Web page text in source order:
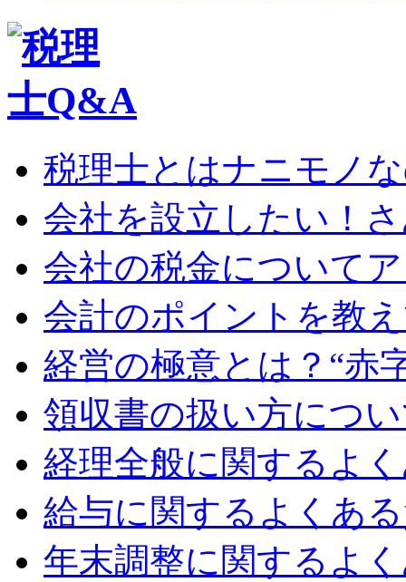
税理士とはナニモノ
会社を設立したい！
会社の税金について
会計のポイントを教
経営の極意とは？“赤
領収書の扱い方につ
経理全般に関するよ
給与に関するよくあ
年末調整に関するよ